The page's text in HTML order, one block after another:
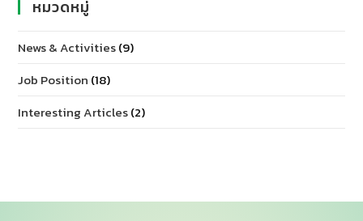
หมวดหมู่
News & Activities(9)
Job Position (18)
Interesting Articles(2)